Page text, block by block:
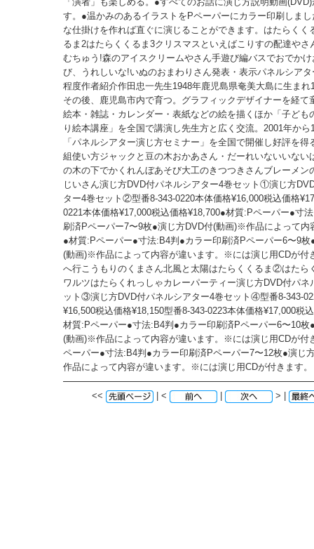
す。●温かみのあるイラストをPペーパーにカラー印刷しま
な仕掛けを作れば直ぐに演じることができます。はたらくく
るま2はたらくくるま3クリスマスといえばこりすの配達やさ
むちゅう!森のアイスクリームやさん手遊び編バスでおでか
び、うれしいな!いぬのおまわりさん発表・表示パネルシア
程度作者紹介作田忠一先生1948年鹿児島県奄美大島に生まれ
その後、鹿児島市内で育つ。グラフィックデザイナーを経て
絵本・雑誌・カレンダー・表紙などの絵を描くほか「子ども
り絵本講座」を全国で講演し先生方と広く交流。2001年から
「パネルシアター演じ方セミナー」を全国で開催し好評を得
組使い方ジャックと豆の木おかあさん・だーれいないいない
の木の下でかくれんぼあそび大工のきつつきさんブレーメン
じいさん演じ方DVD付パネルシアター4巻セット①演じ方
ター4巻セット②型番8-343-0220本体価格¥16,000税込価格
0221本体価格¥17,000税込価格¥18,700●材質:Pペーパー●寸
刷済Pペーパー7〜9枚●演じ方DVD付(動画)※作品によって内
●材質:Pペーパー●寸法:B4判●カラー印刷済Pペーパー6〜9枚
(動画)※作品によって内容が違います。※には演じ用CDが付
へ行こうもりのくまさん北風と太陽はたらくくるま②はた
ワルツはたらくれっしゃカレーパーティー演じ方DVD付パネ
ット③演じ方DVD付パネルシアター4巻セット④型番8-343-
¥16,500税込価格¥18,150型番8-343-0223本体価格¥17,000税
材質:Pペーパー●寸法:B4判●カラー印刷済Pペーパー6〜10枚
(動画)※作品によって内容が違います。※には演じ用CDが付
ペーパー●寸法:B4判●カラー印刷済Pペーパー7〜12枚●演じ
作品によって内容が違います。※には演じ用CDが付きます。
<< | < | > |